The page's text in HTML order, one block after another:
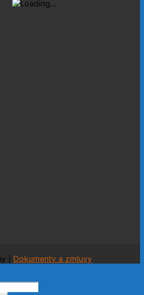
| Dokumenty a zmluvy